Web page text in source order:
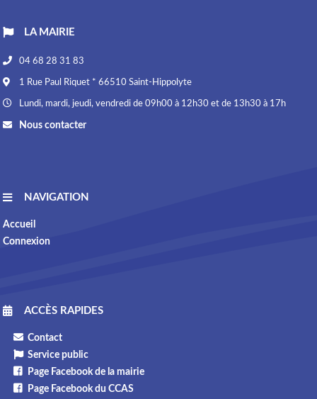
LA MAIRIE
04 68 28 31 83
1 Rue Paul Riquet * 66510 Saint-Hippolyte
Lundi, mardi, jeudi, vendredi de 09h00 à 12h30 et de 13h30 à 17h
Nous contacter
NAVIGATION
Accueil
Connexion
ACCÈS RAPIDES
Contact
Service public
Page Facebook de la mairie
Page Facebook du CCAS